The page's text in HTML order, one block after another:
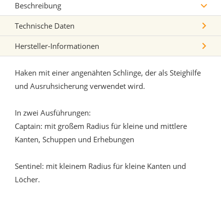
Beschreibung
Technische Daten
Hersteller-Informationen
Haken mit einer angenähten Schlinge, der als Steighilfe
und Ausruhsicherung verwendet wird.
In zwei Ausführungen:
Captain: mit großem Radius für kleine und mittlere
Kanten, Schuppen und Erhebungen
Sentinel: mit kleinem Radius für kleine Kanten und
Löcher.